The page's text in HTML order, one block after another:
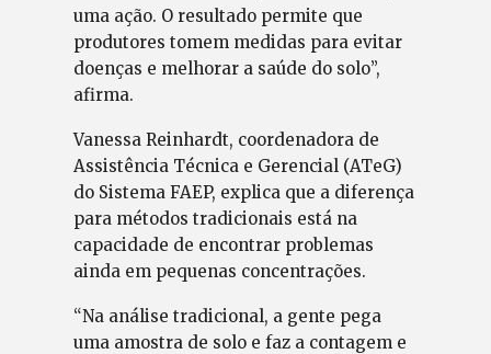
uma ação. O resultado permite que
produtores tomem medidas para evitar
doenças e melhorar a saúde do solo”,
afirma.
Vanessa Reinhardt, coordenadora de
Assistência Técnica e Gerencial (ATeG)
do Sistema FAEP, explica que a diferença
para métodos tradicionais está na
capacidade de encontrar problemas
ainda em pequenas concentrações.
“Na análise tradicional, a gente pega
uma amostra de solo e faz a contagem e